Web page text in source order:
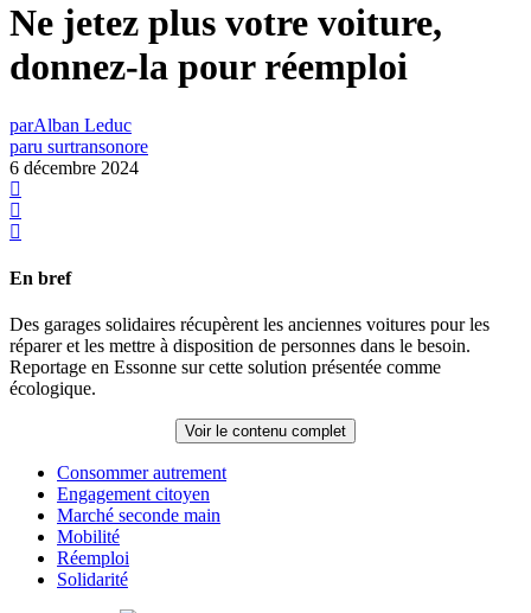
Ne jetez plus votre voiture,
donnez-la pour réemploi
parAlban Leduc
paru surtransonore
6 décembre 2024
En bref
Des garages solidaires récupèrent les anciennes voitures pour les
réparer et les mettre à disposition de personnes dans le besoin.
Reportage en Essonne sur cette solution présentée comme
écologique.
Voir le contenu complet
Consommer autrement
Engagement citoyen
Marché seconde main
Mobilité
Réemploi
Solidarité